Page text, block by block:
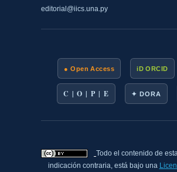
editorial@iics.una.py
● Open Access iD ORCID
C | O | P | E ✦ DORA
Todo el contenido de
indicación contraria, está bajo una